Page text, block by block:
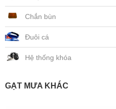
Chắn bùn
Đuôi cá
Hệ thống khóa
GẠT MƯA KHÁC